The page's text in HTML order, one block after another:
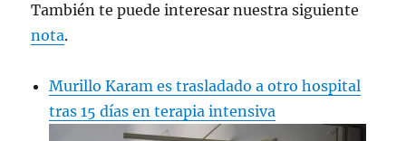
También te puede interesar nuestra siguiente
nota.
Murillo Karam es trasladado a otro hospital
tras 15 días en terapia intensiva